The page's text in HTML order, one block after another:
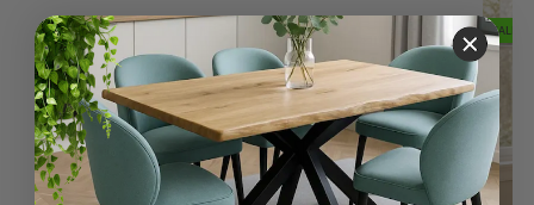
SALE 2% SALE